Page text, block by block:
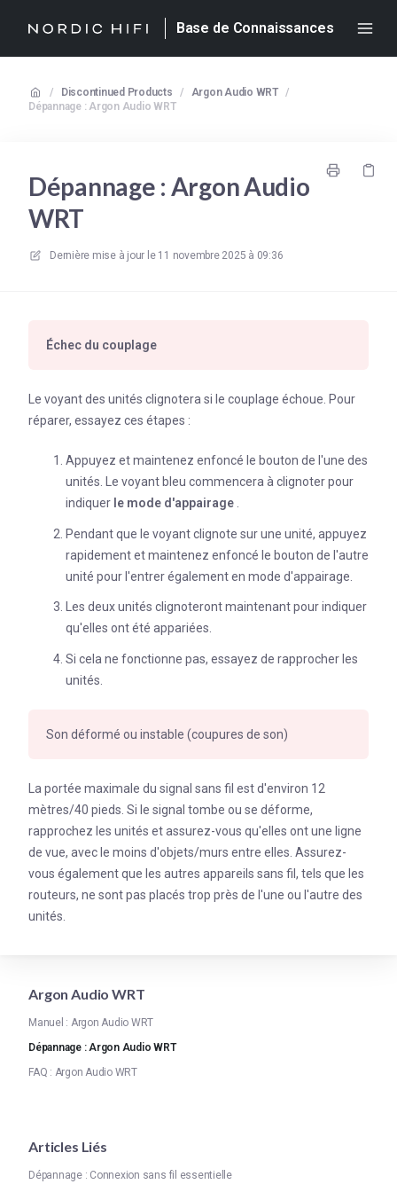
Base de Connaissances
/ Discontinued Products / Argon Audio WRT /
Dépannage : Argon Audio WRT
Dépannage : Argon Audio
WRT
Dernière mise à jour le 11 novembre 2025 à 09:36
Échec du couplage
Le voyant des unités clignotera si le couplage échoue. Pour
réparer, essayez ces étapes :
Appuyez et maintenez enfoncé le bouton de l'une des
unités. Le voyant bleu commencera à clignoter pour
indiquer le mode d'appairage
Pendant que le voyant clignote sur une unité, appuyez
rapidement et maintenez enfoncé le bouton de l'autre
unité pour l'entrer également en mode d'appairage.
Les deux unités clignoteront maintenant pour indiquer
qu'elles ont été appariées.
Si cela ne fonctionne pas, essayez de rapprocher les
unités.
Son déformé ou instable (coupures de son)
La portée maximale du signal sans fil est d'environ 12
mètres/40 pieds. Si le signal tombe ou se déforme,
rapprochez les unités et assurez-vous qu'elles ont une ligne
de vue, avec le moins d'objets/murs entre elles. Assurez-
vous également que les autres appareils sans fil, tels que les
routeurs, ne sont pas placés trop près de l'une ou l'autre des
unités.
Argon Audio WRT
Manuel : Argon Audio WRT
Dépannage : Argon Audio WRT
FAQ : Argon Audio WRT
Articles Liés
Dépannage : Connexion sans fil essentielle